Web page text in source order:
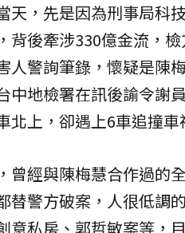
天，先是因為刑事局科
背後牽涉330億金流，
人警詢筆錄，懷疑是陳
中地檢署在訊後諭令謝
北上，卻遇上6車追撞車
曾經與陳梅慧合作過的
替警方破案，人很低調
意私房、郭哲敏案等，